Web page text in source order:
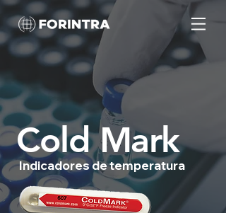
Cold Mark
Indicadores de temperatura